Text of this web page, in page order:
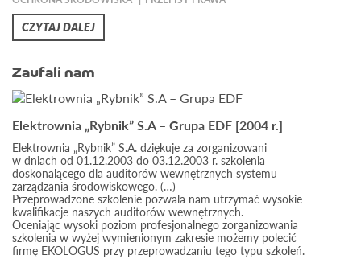
CZYTAJ DALEJ
Zaufali nam
Elektrownia „Rybnik” S.A – Grupa EDF [2004 r.]
Elektrownia „Rybnik” S.A. dziękuje za zorganizowani
w dniach od 01.12.2003 do 03.12.2003 r. szkolenia
doskonalącego dla auditorów wewnętrznych systemu
zarządzania środowiskowego. (…)
Przeprowadzone szkolenie pozwala nam utrzymać wysokie
kwalifikacje naszych auditorów wewnętrznych.
Oceniając wysoki poziom profesjonalnego zorganizowania
szkolenia w wyżej wymienionym zakresie możemy polecić
firmę EKOLOGUS przy przeprowadzaniu tego typu szkoleń.